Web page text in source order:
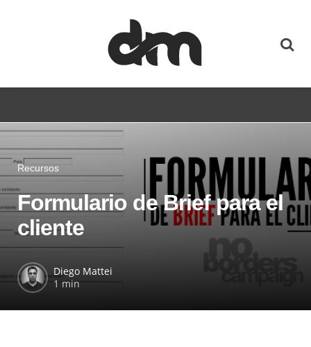
Recursos
Formulario de Brief para el
cliente
Diego Mattei
1 min